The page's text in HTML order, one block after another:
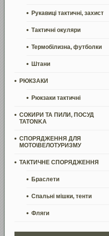
Рукавиці тактичні, захист
Тактичні окуляри
Термобілизна, футболки
Штани
РЮКЗАКИ
Рюкзаки тактичні
СОКИРИ ТА ПИЛИ, ПОСУД
TATONKA
СПОРЯДЖЕННЯ ДЛЯ
МОТО\ВЕЛОТУРИЗМУ
ТАКТИЧНЕ СПОРЯДЖЕННЯ
Браслети
Спальні мішки, тенти
Фляги